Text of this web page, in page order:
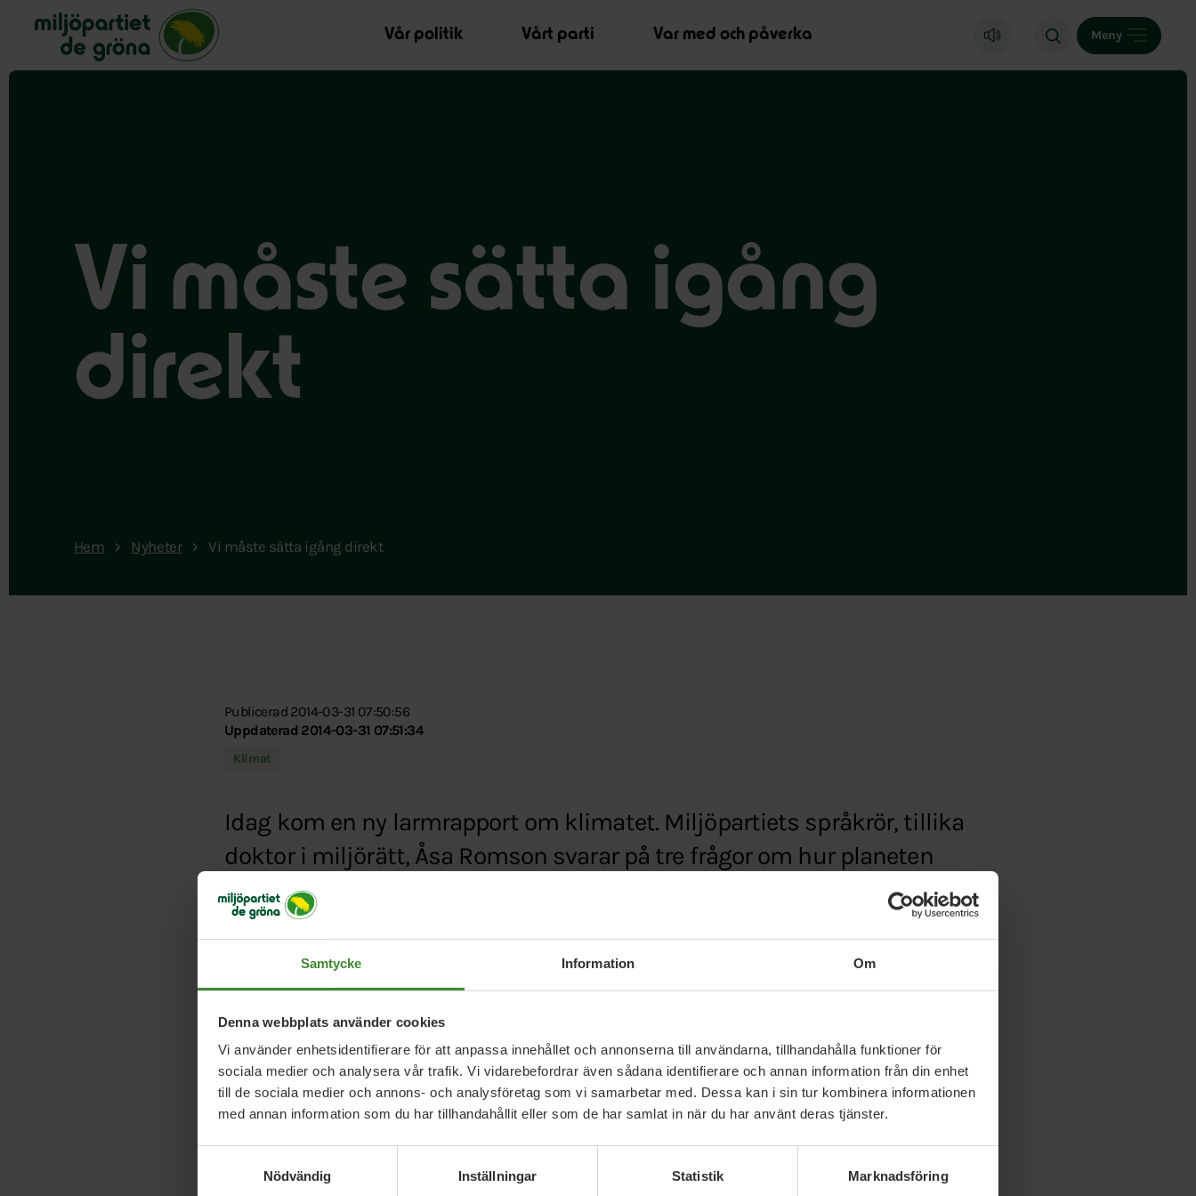
Samtycke Information Om
Denna webbplats använder cookies
Vi använder enhetsidentifierare för att anpassa innehållet och annonserna till användarna, tillhandahålla funktioner för
sociala medier och analysera vår trafik. Vi vidarebefordrar även sådana identifierare och annan information från din enhet
till de sociala medier och annons- och analysföretag som vi samarbetar med. Dessa kan i sin tur kombinera informationen
med annan information som du har tillhandahållit eller som de har samlat in när du har använt deras tjänster.
Nödvändig
Inställningar Statistik Marknadsföring
Miljöpartiet de gröna, startsida
Vår politik
Vårt parti Var med och påverka Meny
Vi måste sätta igång
direkt
Hem Nyheter Vi måste sätta igång direkt
Publicerad 2014-03-31 07:50:56
Uppdaterad 2014-03-31 07:51:34
Klimat
Idag kom en ny larmrapport om klimatet. Miljöpartiets språkrör, tillika
doktor i miljörätt, Åsa Romson svarar på tre frågor om hur planeten
egentligen mår.
Typ:Artikel
http://www.mp.se/just-nu/vi-maste-satta-igang-direkt
Relaterade nyheter